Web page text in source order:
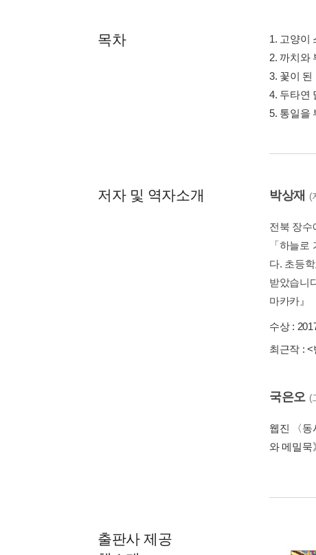
목차
1. 고양이
2. 까치와
3. 꽃이 된
4. 두타연
5. 통일을
저자 및 역자소개 박상재 (
전북 장수
「하늘
다. 초등
받았습니
마카카』
수상 :
최근작 :<
국은오 (
웹진 〈동
와 메밀묵
출판사 제공